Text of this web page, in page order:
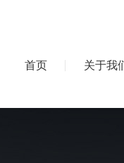
首页 关于我